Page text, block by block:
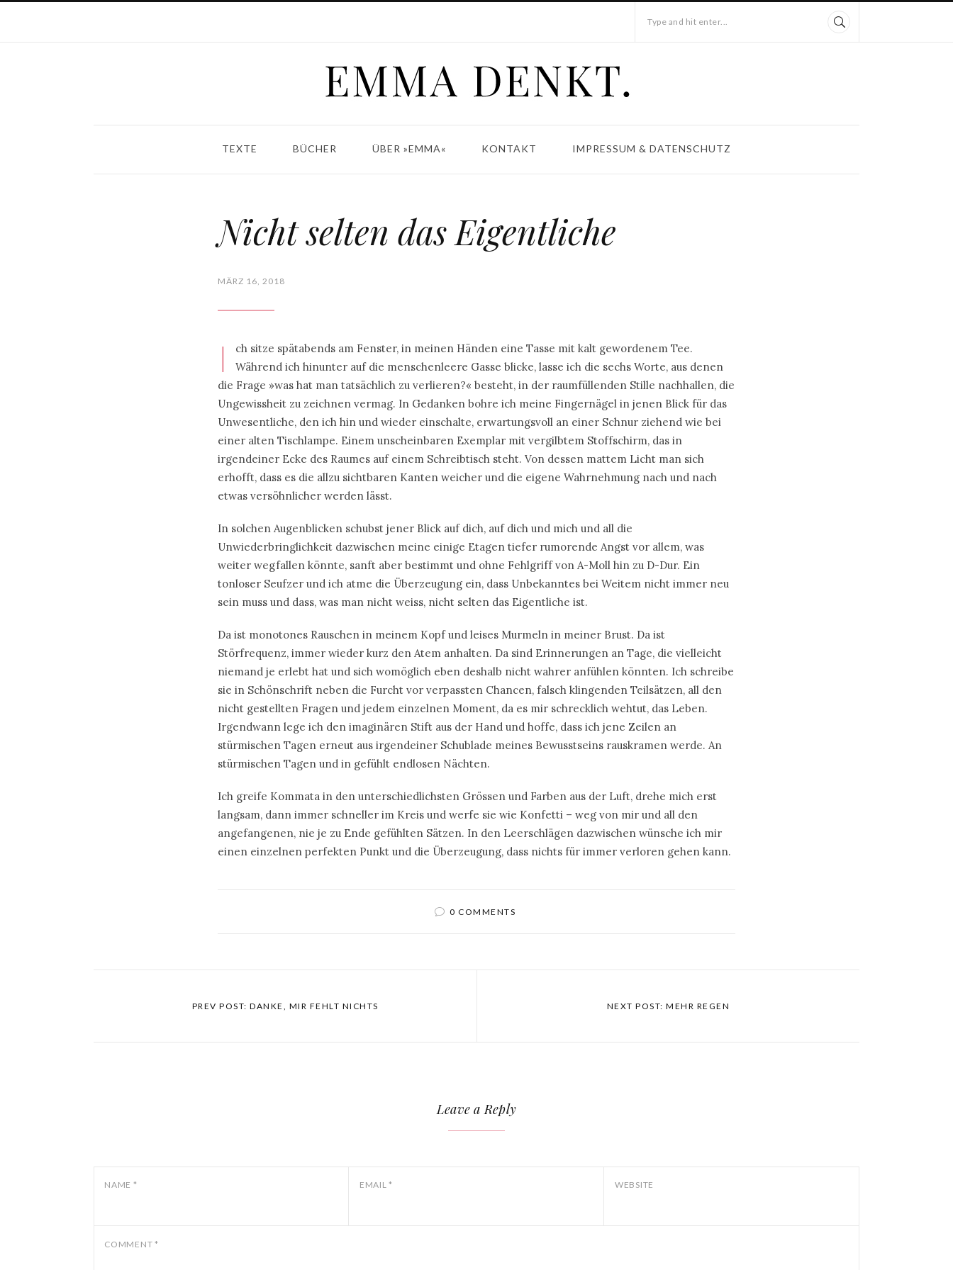
Type and hit enter...
TEXTE BÜCHER ÜBER »EMMA« KONTAKT IMPRESSUM & DATENSCHUTZ
Nicht selten das Eigentliche
MÄRZ 16, 2018
I
ch sitze spätabends am Fenster, in meinen Händen eine Tasse mit kalt gewordenem Tee.
Während ich hinunter auf die menschenleere Gasse blicke, lasse ich die sechs Worte, aus denen
die Frage »was hat man tatsächlich zu verlieren?« besteht, in der raumfüllenden Stille nachhallen, die
Ungewissheit zu zeichnen vermag. In Gedanken bohre ich meine Fingernägel in jenen Blick für das
Unwesentliche, den ich hin und wieder einschalte, erwartungsvoll an einer Schnur ziehend wie bei
einer alten Tischlampe. Einem unscheinbaren Exemplar mit vergilbtem Stoffschirm, das in
irgendeiner Ecke des Raumes auf einem Schreibtisch steht. Von dessen mattem Licht man sich
erhofft, dass es die allzu sichtbaren Kanten weicher und die eigene Wahrnehmung nach und nach
etwas versöhnlicher werden lässt.
In solchen Augenblicken schubst jener Blick auf dich, auf dich und mich und all die
Unwiederbringlichkeit dazwischen meine einige Etagen tiefer rumorende Angst vor allem, was
weiter wegfallen könnte, sanft aber bestimmt und ohne Fehlgriff von A-Moll hin zu D-Dur. Ein
tonloser Seufzer und ich atme die Überzeugung ein, dass Unbekanntes bei Weitem nicht immer neu
sein muss und dass, was man nicht weiss, nicht selten das Eigentliche ist.
Da ist monotones Rauschen in meinem Kopf und leises Murmeln in meiner Brust. Da ist
Störfrequenz, immer wieder kurz den Atem anhalten. Da sind Erinnerungen an Tage, die vielleicht
niemand je erlebt hat und sich womöglich eben deshalb nicht wahrer anfühlen könnten. Ich schreibe
sie in Schönschrift neben die Furcht vor verpassten Chancen, falsch klingenden Teilsätzen, all den
nicht gestellten Fragen und jedem einzelnen Moment, da es mir schrecklich wehtut, das Leben.
Irgendwann lege ich den imaginären Stift aus der Hand und hoffe, dass ich jene Zeilen an
stürmischen Tagen erneut aus irgendeiner Schublade meines Bewusstseins rauskramen werde. An
stürmischen Tagen und in gefühlt endlosen Nächten.
Ich greife Kommata in den unterschiedlichsten Grössen und Farben aus der Luft, drehe mich erst
langsam, dann immer schneller im Kreis und werfe sie wie Konfetti – weg von mir und all den
angefangenen, nie je zu Ende gefühlten Sätzen. In den Leerschlägen dazwischen wünsche ich mir
einen einzelnen perfekten Punkt und die Überzeugung, dass nichts für immer verloren gehen kann.
0 COMMENTS
PREV POST: DANKE, MIR FEHLT NICHTS NEXT POST: MEHR REGEN
Leave a Reply
NAME * EMAIL* WEBSITE
COMMENT *